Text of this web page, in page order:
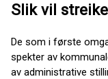
Slik vil
De som i første
spekter av
av administrative